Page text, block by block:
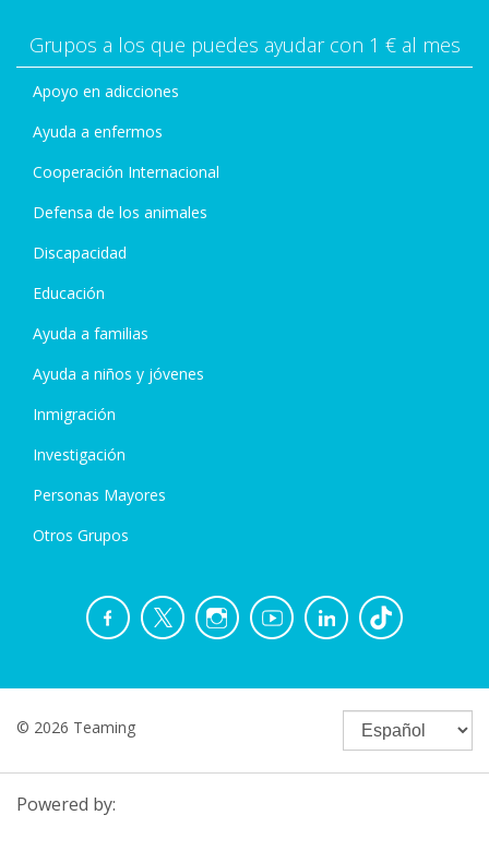
Grupos a los que puedes ayudar con 1 € al mes
Apoyo en adicciones
Ayuda a enfermos
Cooperación Internacional
Defensa de los animales
Discapacidad
Educación
Ayuda a familias
Ayuda a niños y jóvenes
Inmigración
Investigación
Personas Mayores
Otros Grupos
© 2026 Teaming
Powered by: